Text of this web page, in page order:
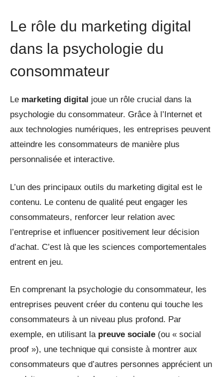
Le rôle du marketing digital
dans la psychologie du
consommateur
Le marketing digital joue un rôle crucial dans la
psychologie du consommateur. Grâce à l’Internet et
aux technologies numériques, les entreprises peuvent
atteindre les consommateurs de manière plus
personnalisée et interactive.
L’un des principaux outils du marketing digital est le
contenu. Le contenu de qualité peut engager les
consommateurs, renforcer leur relation avec
l’entreprise et influencer positivement leur décision
d’achat. C’est là que les sciences comportementales
entrent en jeu.
En comprenant la psychologie du consommateur, les
entreprises peuvent créer du contenu qui touche les
consommateurs à un niveau plus profond. Par
exemple, en utilisant la preuve sociale (ou « social
proof »), une technique qui consiste à montrer aux
consommateurs que d’autres personnes apprécient un